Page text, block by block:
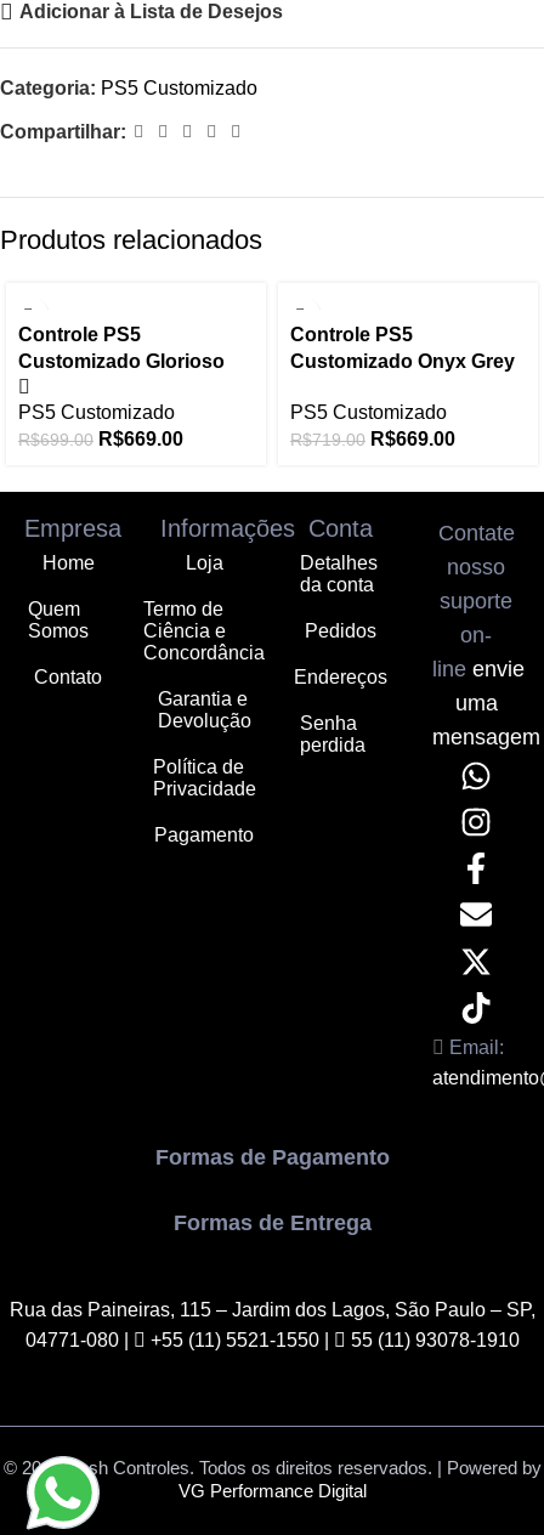
Adicionar à Lista de Desejos
Categoria: PS5 Customizado
Compartilhar:
Produtos relacionados
Controle PS5
Customizado Glorioso
PS5 Customizado
R$699.00 R$669.00
Controle PS5
Customizado Onyx Grey
PS5 Customizado
R$719.00 R$669.00
Empresa
Home
Quem
Somos
Contato
Informações
Loja
Termo de
Ciência e
Concordância
Garantia e
Devolução
Política de
Privacidade
Pagamento
Conta
Detalhes
da conta
Pedidos
Endereços
Senha
perdida
Contate
nosso
suporte
on-
line envie
uma
mensagem
Email:
Formas de Pagamento
Formas de Entrega
Rua das Paineiras, 115 – Jardim dos Lagos, São Paulo – SP,
04771-080| +55 (11) 5521-1550 | 55 (11) 93078-1910
© 2018 Dash Controles. Todos os direitos reservados. | Powered by
VG Performance Digital